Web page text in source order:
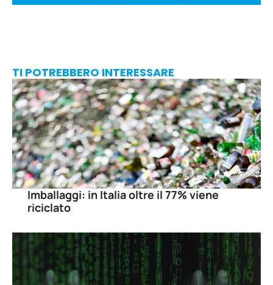
TI POTREBBERO INTERESSARE
Imballaggi: in Italia oltre il 77% viene
riciclato